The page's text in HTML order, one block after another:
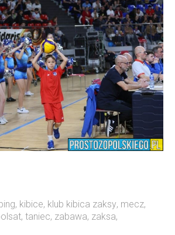
, kibice, klub kibica zaksy, mecz,
, taniec, zabawa, zaksa,